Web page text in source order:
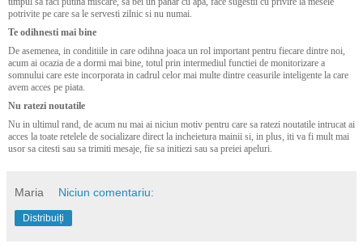
potrivite pe care sa le servesti zilnic si nu numai.
Te odihnesti mai bine
De asemenea, in conditiile in care odihna joaca un rol important pentru fiecare dintre noi,
acum ai ocazia de a dormi mai bine, totul prin intermediul functiei de monitorizare a
somnului care este incorporata in cadrul celor mai multe dintre ceasurile inteligente la care
avem acces pe piata.
Nu ratezi noutatile
Nu in ultimul rand, de acum nu mai ai niciun motiv pentru care sa ratezi noutatile intrucat ai
acces la toate retelele de socializare direct la incheietura mainii si, in plus, iti va fi mult mai
usor sa citesti sau sa trimiti mesaje, fie sa initiezi sau sa preiei apeluri.
Maria Niciun comentariu:
Distribuiți